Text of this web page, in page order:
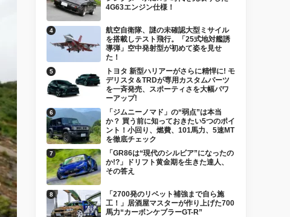
4G63エンジン仕様！
航空自衛隊、謎の未確認大型ミサイル
を搭載しテスト飛行。「25式地対艦誘
導弾」空中発射型が初めて姿を見せ
た！
トヨタ 新型ハリアーがさらに精悍に! モ
デリスタ＆TRDが専用カスタムパーツ
を一斉発売、スポーティさを大幅パワ
ーアップ!
「ジムニーノマド」の“弱点”は本当
か？ 買う前に知っておきたい5つのポイ
ント！小回り、燃費、101馬力、5速MT
を徹底チェック
「GR86は“現代のシルビア”になったの
か!?」ドリフト黄金期を生きた達人、
その答え
「2700発のリベット補強まで自ら施
工！」居酒屋マスターが作り上げた700
馬力“カーボンケブラーGT-R”